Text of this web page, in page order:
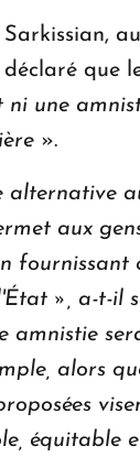
que
ni une
».
alternative
aux
fournissant
», a-t-il
amnistie
alors
équitable